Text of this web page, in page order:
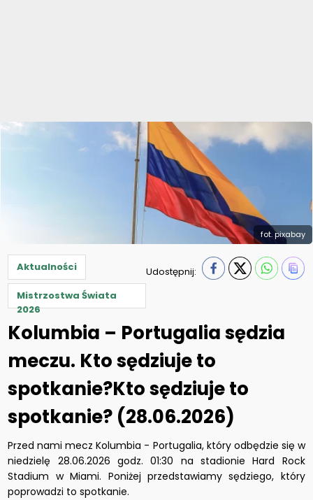
fot. pixabay
Aktualności
Mistrzostwa Świata
2026
Udostępnij:
Kolumbia – Portugalia sędzia
meczu. Kto sędziuje to
spotkanie?Kto sędziuje to
spotkanie? (28.06.2026)
Przed nami mecz Kolumbia - Portugalia, który odbędzie się w
niedzielę 28.06.2026 godz. 01:30 na stadionie Hard Rock
Stadium w Miami. Poniżej przedstawiamy sędziego, który
poprowadzi to spotkanie.